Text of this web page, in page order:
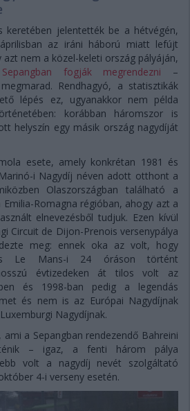
keretében jelentették be a hétvégén,
az iráni háború miatt lefújt
nem a közel-keleti ország pályáján,
fogják megrendezni –
Rendhagyó, a statisztikák
lépés ez, ugyanakkor nem példa
korábban háromszor is
helyszín egy másik ország nagydíját
esete, amely konkrétan 1981 és
i Nagydíj néven adott otthont a
Olaszországban található a
Romagna régióban, ahogy azt a
elnevezésből tudjuk. Ezen kívül
Circuit de Dijon-Prenois versenypálya
meg: ennek oka az volt, hogy
Le Mans-i 24 óráson történt
évtizedeken át tilos volt az
ben és 1998-ban pedig a legendás
és nem is az Európai Nagydíjnak
Nagydíjnak.
a Sepangban rendezendő Bahreini
– igaz, a fenti három pálya
volt a nagydíj nevét szolgáltató
4-i verseny esetén.